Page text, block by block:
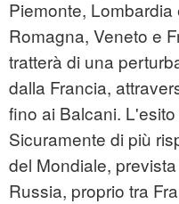
Piemonte,
Romagna, Veneto e
tratterà di una
dalla Francia,
fino ai Balcani.
Sicuramente di più
del Mondiale,
Russia, proprio tra